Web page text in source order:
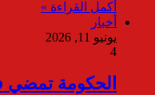
أكمل القراءة »
أخبار
يونيو 11, 2026
4
الحكومة تمضي